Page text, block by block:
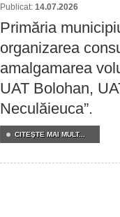
Publicat: 14.07.2026
Primăria
organizarea
amalgamarea
UAT Bolohan,
Neculăieuca”.
CITEŞTE MAI MULT...